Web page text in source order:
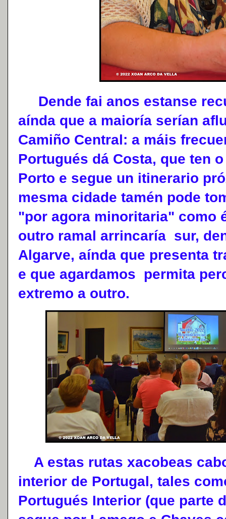
Dende fai anos estanse
aínda que a maioría serían
Camiño Central: a máis
Portugués dá Costa, que ten
Porto e segue un itinerario
mesma cidade tamén pode
"por agora minoritaria" como
outro ramal arrincaría sur,
Algarve, aínda que presenta
e que agardamos permita
extremo a outro.
A estas rutas xacobeas
interior de Portugal, tales
Portugués Interior (que parte